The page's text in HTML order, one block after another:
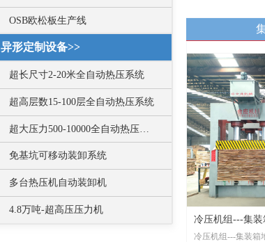
冷压机组---集
冷压机组---集装箱
OSB欧松板生产线
异形定制设备>>
超长尺寸2-20米全自动热压系统
超高层数15-100层全自动热压系统
免基坑可移动装卸系统
多台热压机自动装卸机
4.8万吨-超高压压力机